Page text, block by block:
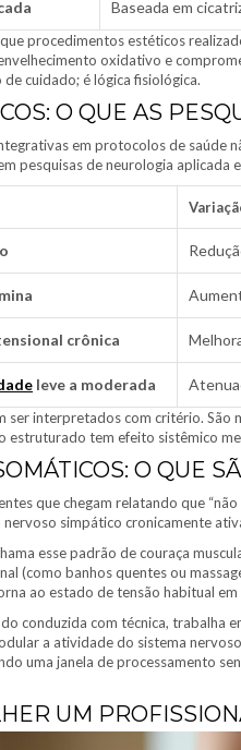
Baseada em
procedimentos estéticos
oxidativo e
cuidado; é lógica fisiológica.
O QUE AS
em protocolos de saúde
pesquisas de neurologia aplicada
crônica
leve a moderada
ser interpretados com critério.
estruturado tem efeito sistêmico
O QUE
que chegam relatando que
nervoso simpático cronicamente
esse padrão de couraça
(como banhos quentes ou
ao estado de tensão habitual em
conduzida com técnica, trabalha
a atividade do sistema
uma janela de processamento
UM